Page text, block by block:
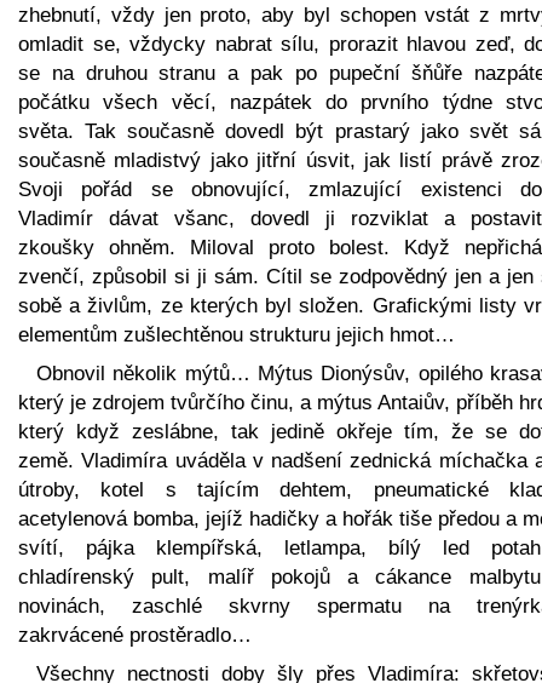
zhebnutí, vždy jen proto, aby byl schopen vstát z
omladit se, vždycky nabrat sílu, prorazit hlavou zeď,
se na druhou stranu a pak po pupeční šňůře
počátku všech věcí, nazpátek do prvního týdne
světa. Tak současně dovedl být prastarý jako svět
současně mladistvý jako jitřní úsvit, jak listí právě
Svoji pořád se obnovující, zmlazující existenci
Vladimír dávat všanc, dovedl ji rozviklat a
zkoušky ohněm. Miloval proto bolest. Když
zvenčí, způsobil si ji sám. Cítil se zodpovědný jen a jen
sobě a živlům, ze kterých byl složen. Grafickými listy
elementům zušlechtěnou strukturu jejich hmot…
Obnovil několik mýtů… Mýtus Dionýsův, opilého
který je zdrojem tvůrčího činu, a mýtus Antaiův, příběh
který když zeslábne, tak jedině okřeje tím, že se
země. Vladimíra uváděla v nadšení zednická míchačka
útroby, kotel s tajícím dehtem, pneumatické
acetylenová bomba, jejíž hadičky a hořák tiše předou a
svítí, pájka klempířská, letlampa, bílý led
chladírenský pult, malíř pokojů a cákance
novinách, zaschlé skvrny spermatu na
zakrvácené prostěradlo…
Všechny nectnosti doby šly přes Vladimíra: